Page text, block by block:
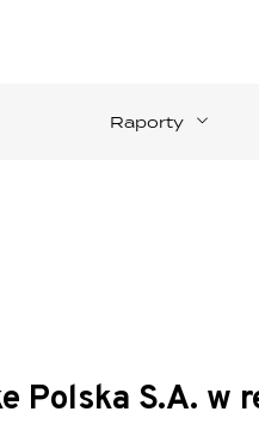
Raporty
Polska S.A.